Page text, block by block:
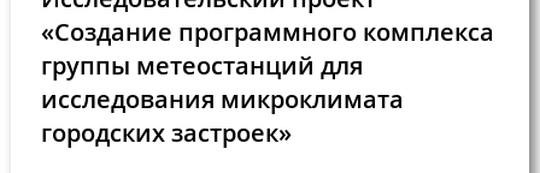
«Создание программного комплекса
группы метеостанций для
исследования микроклимата
городских застроек»